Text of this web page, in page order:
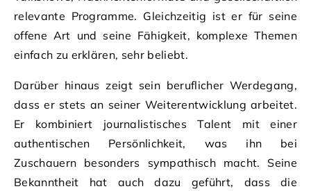
relevante Programme. Gleichzeitig ist er für seine
offene Art und seine Fähigkeit, komplexe Themen
einfach zu erklären, sehr beliebt.
Darüber hinaus zeigt sein beruflicher Werdegang,
dass er stets an seiner Weiterentwicklung arbeitet.
Er kombiniert journalistisches Talent mit einer
authentischen Persönlichkeit, was ihn bei
Zuschauern besonders sympathisch macht. Seine
Bekanntheit hat auch dazu geführt, dass die